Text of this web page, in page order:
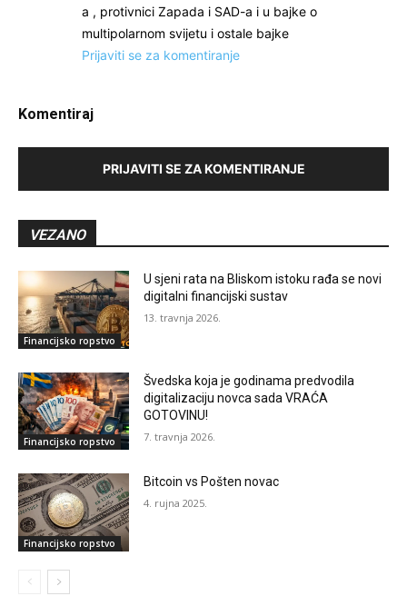
a , protivnici Zapada i SAD-a i u bajke o
multipolarnom svijetu i ostale bajke
Prijaviti se za komentiranje
Komentiraj
PRIJAVITI SE ZA KOMENTIRANJE
VEZANO
Financijsko ropstvo
U sjeni rata na Bliskom istoku rađa se novi
digitalni financijski sustav
13. travnja 2026.
Financijsko ropstvo
Švedska koja je godinama predvodila
digitalizaciju novca sada VRAĆA
GOTOVINU!
7. travnja 2026.
Financijsko ropstvo
Bitcoin vs Pošten novac
4. rujna 2025.